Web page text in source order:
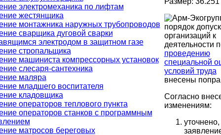
электромеханика по лифтам
жестянщика
монтажника наружных трубопроводов
сварщика дуговой сварки
электродом в защитном газе
стропальщика
машиниста компрессорных установок
слесаря-сантехника
маляра
младшего воспитателя
кладовщика
операторов теплового пункта
операторов станков с программным
матросов береговых
порядок
организаций к
деятельности
проведению
специальной
условий труда
внесены
Согласно
изменениям:
уточнено,